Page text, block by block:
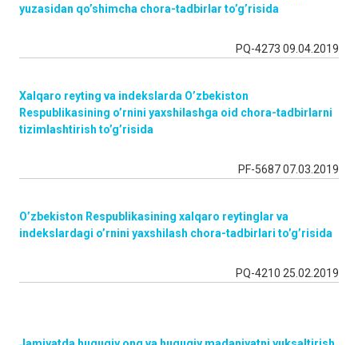
yuzasidan qo’shimcha chora-tadbirlar to’g’risida
PQ-4273 09.04.2019
Xalqaro reyting va indekslarda O’zbekiston
Respublikasining o’rnini yaxshilashga oid chora-tadbirlarni
tizimlashtirish to’g’risida
PF-5687 07.03.2019
O’zbekiston Respublikasining xalqaro reytinglar va
indekslardagi o’rnini yaxshilash chora-tadbirlari to’g’risida
PQ-4210 25.02.2019